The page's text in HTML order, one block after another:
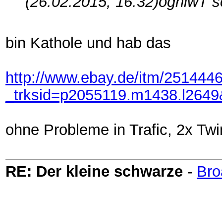
bin Kathole und hab das
http://www.ebay.de/itm/
ohne Probleme in Trafic, 2x
RE: Der kleine schwarze -